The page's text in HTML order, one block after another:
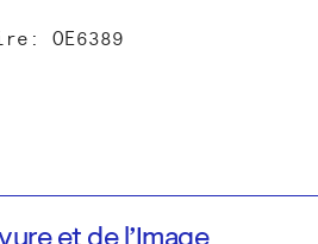
OE6389